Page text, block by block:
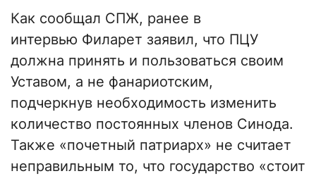
Как сообщал СПЖ, ранее в
интервью Филарет заявил, что ПЦУ
должна принять и пользоваться своим
Уставом, а не фанариотским,
подчеркнув необходимость изменить
количество постоянных членов Синода.
Также «почетный патриарх» не считает
неправильным то, что государство «стоит